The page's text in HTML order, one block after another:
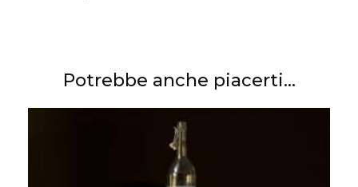
Potrebbe anche piacerti...